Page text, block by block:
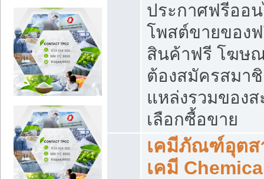
ประกาศฟรีออ
โพสต์ขายของ
สินค้าฟรี โฆษ
ต้องสมัครสมา
แหล่งรวมของ
เลือกซื้อขาย
เคมีภัณฑ์อุตส
เคมี